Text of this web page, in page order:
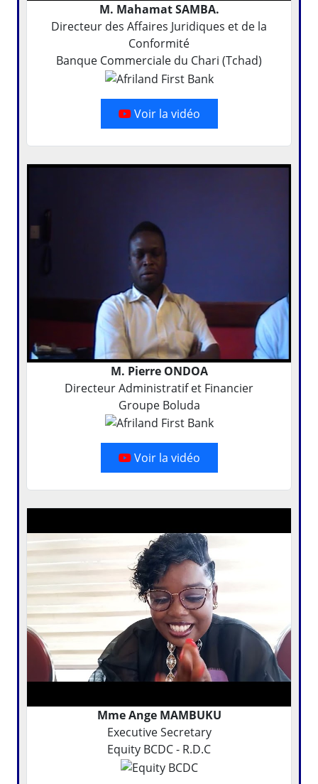
M. Mahamat SAMBA.
Directeur des Affaires Juridiques et de la
Conformité
Banque Commerciale du Chari (Tchad)
Voir la vidéo
M. Pierre ONDOA
Directeur Administratif et Financier
Groupe Boluda
Voir la vidéo
Mme Ange MAMBUKU
Executive Secretary
Equity BCDC - R.D.C